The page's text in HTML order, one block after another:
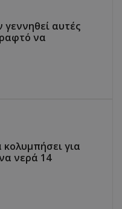
αυτές
να
για
νερά 14